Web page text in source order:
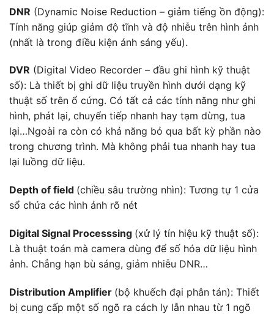
DNR (Dynamic Noise Reduction – giảm tiếng ồn động):
Tính năng giúp giảm độ tĩnh và độ nhiễu trên hình ảnh
(nhất là trong điều kiện ánh sáng yếu).
DVR (Digital Video Recorder – đầu ghi hình kỹ thuật
số): Là thiết bị ghi dữ liệu truyền hình dưới dạng kỹ
thuật số trên ổ cứng. Có tất cả các tính năng như ghi
hình, phát lại, chuyển tiếp nhanh hay tạm dừng, tua
lại…Ngoài ra còn có khả năng bỏ qua bất kỳ phần nào
trong chương trình. Mà không phải tua nhanh hay tua
lại luồng dữ liệu.
Depth of field (chiều sâu trường nhìn): Tương tự 1 cửa
sổ chứa các hình ảnh rõ nét
Digital Signal Processsing (xử lý tín hiệu kỹ thuật số):
Là thuật toán mà camera dùng để số hóa dữ liệu hình
ảnh. Chẳng hạn bù sáng, giảm nhiễu DNR…
Distribution Amplifier (bộ khuếch đại phân tán): Thiết
bị cung cấp một số ngõ ra cách ly lẫn nhau từ 1 ngõ